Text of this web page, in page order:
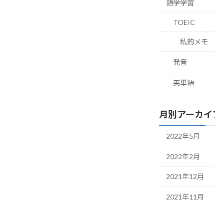
語学学習
TOEIC
私的メモ
発音
英単語
月別アーカイ
2022年5月
2022年2月
2021年12月
2021年11月